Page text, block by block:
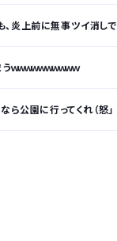
上前に無事ツイ消しで耐え
ｗｗｗｗｗｗｗｗｗ
公園に行ってくれ（怒」
サラリーマンはダサい扱